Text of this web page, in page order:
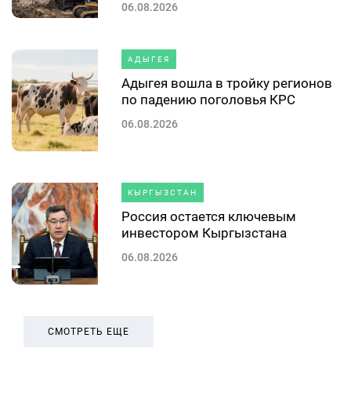
06.08.2026
АДЫГЕЯ
Адыгея вошла в тройку регионов
по падению поголовья КРС
06.08.2026
КЫРГЫЗСТАН
Россия остается ключевым
инвестором Кыргызстана
06.08.2026
СМОТРЕТЬ ЕЩЕ